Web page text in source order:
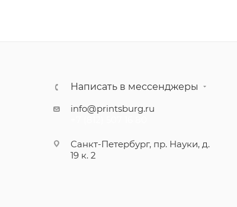
Написать в мессенджеры
info@printsburg.ru
Санкт-Петербург, пр. Науки, д.
19 к. 2